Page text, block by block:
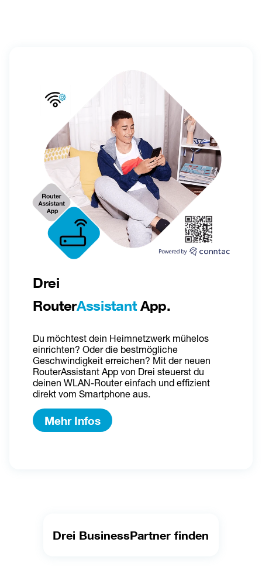
Drei
RouterAssistant App.
Du möchtest dein Heimnetzwerk mühelos
einrichten? Oder die bestmögliche
Geschwindigkeit erreichen? Mit der neuen
RouterAssistant App von Drei steuerst du
deinen WLAN-Router einfach und effizient
direkt vom Smartphone aus.
Mehr Infos
Drei BusinessPartner finden